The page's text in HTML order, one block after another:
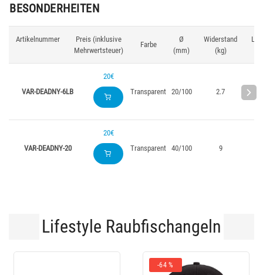
BESONDERHEITEN
Artikelnummer
Preis (inklusive
Mehrwertsteuer)
Farbe
Ø
(mm)
Widerstand
(kg)
VAR-DEADNY-6LB
20€
Transparent 20/100 2.7
VAR-DEADNY-20
20€
Transparent 40/100 9
Lifestyle Raubfischangeln